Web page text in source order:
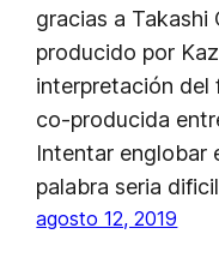
gracias a Takashi
producido por
interpretación del
co-producida
Intentar englobar
palabra seria
agosto 12, 2019